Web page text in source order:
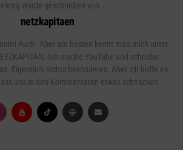
wurde geschrieben von
netzkapitaen
Auch. Aber am besten kennt man mich unter
Ich mache YouTube und schreibe
Eigentlich nichts besonderes. Aber ich hoffe es
uns in den Kommentaren etwas schnacken.